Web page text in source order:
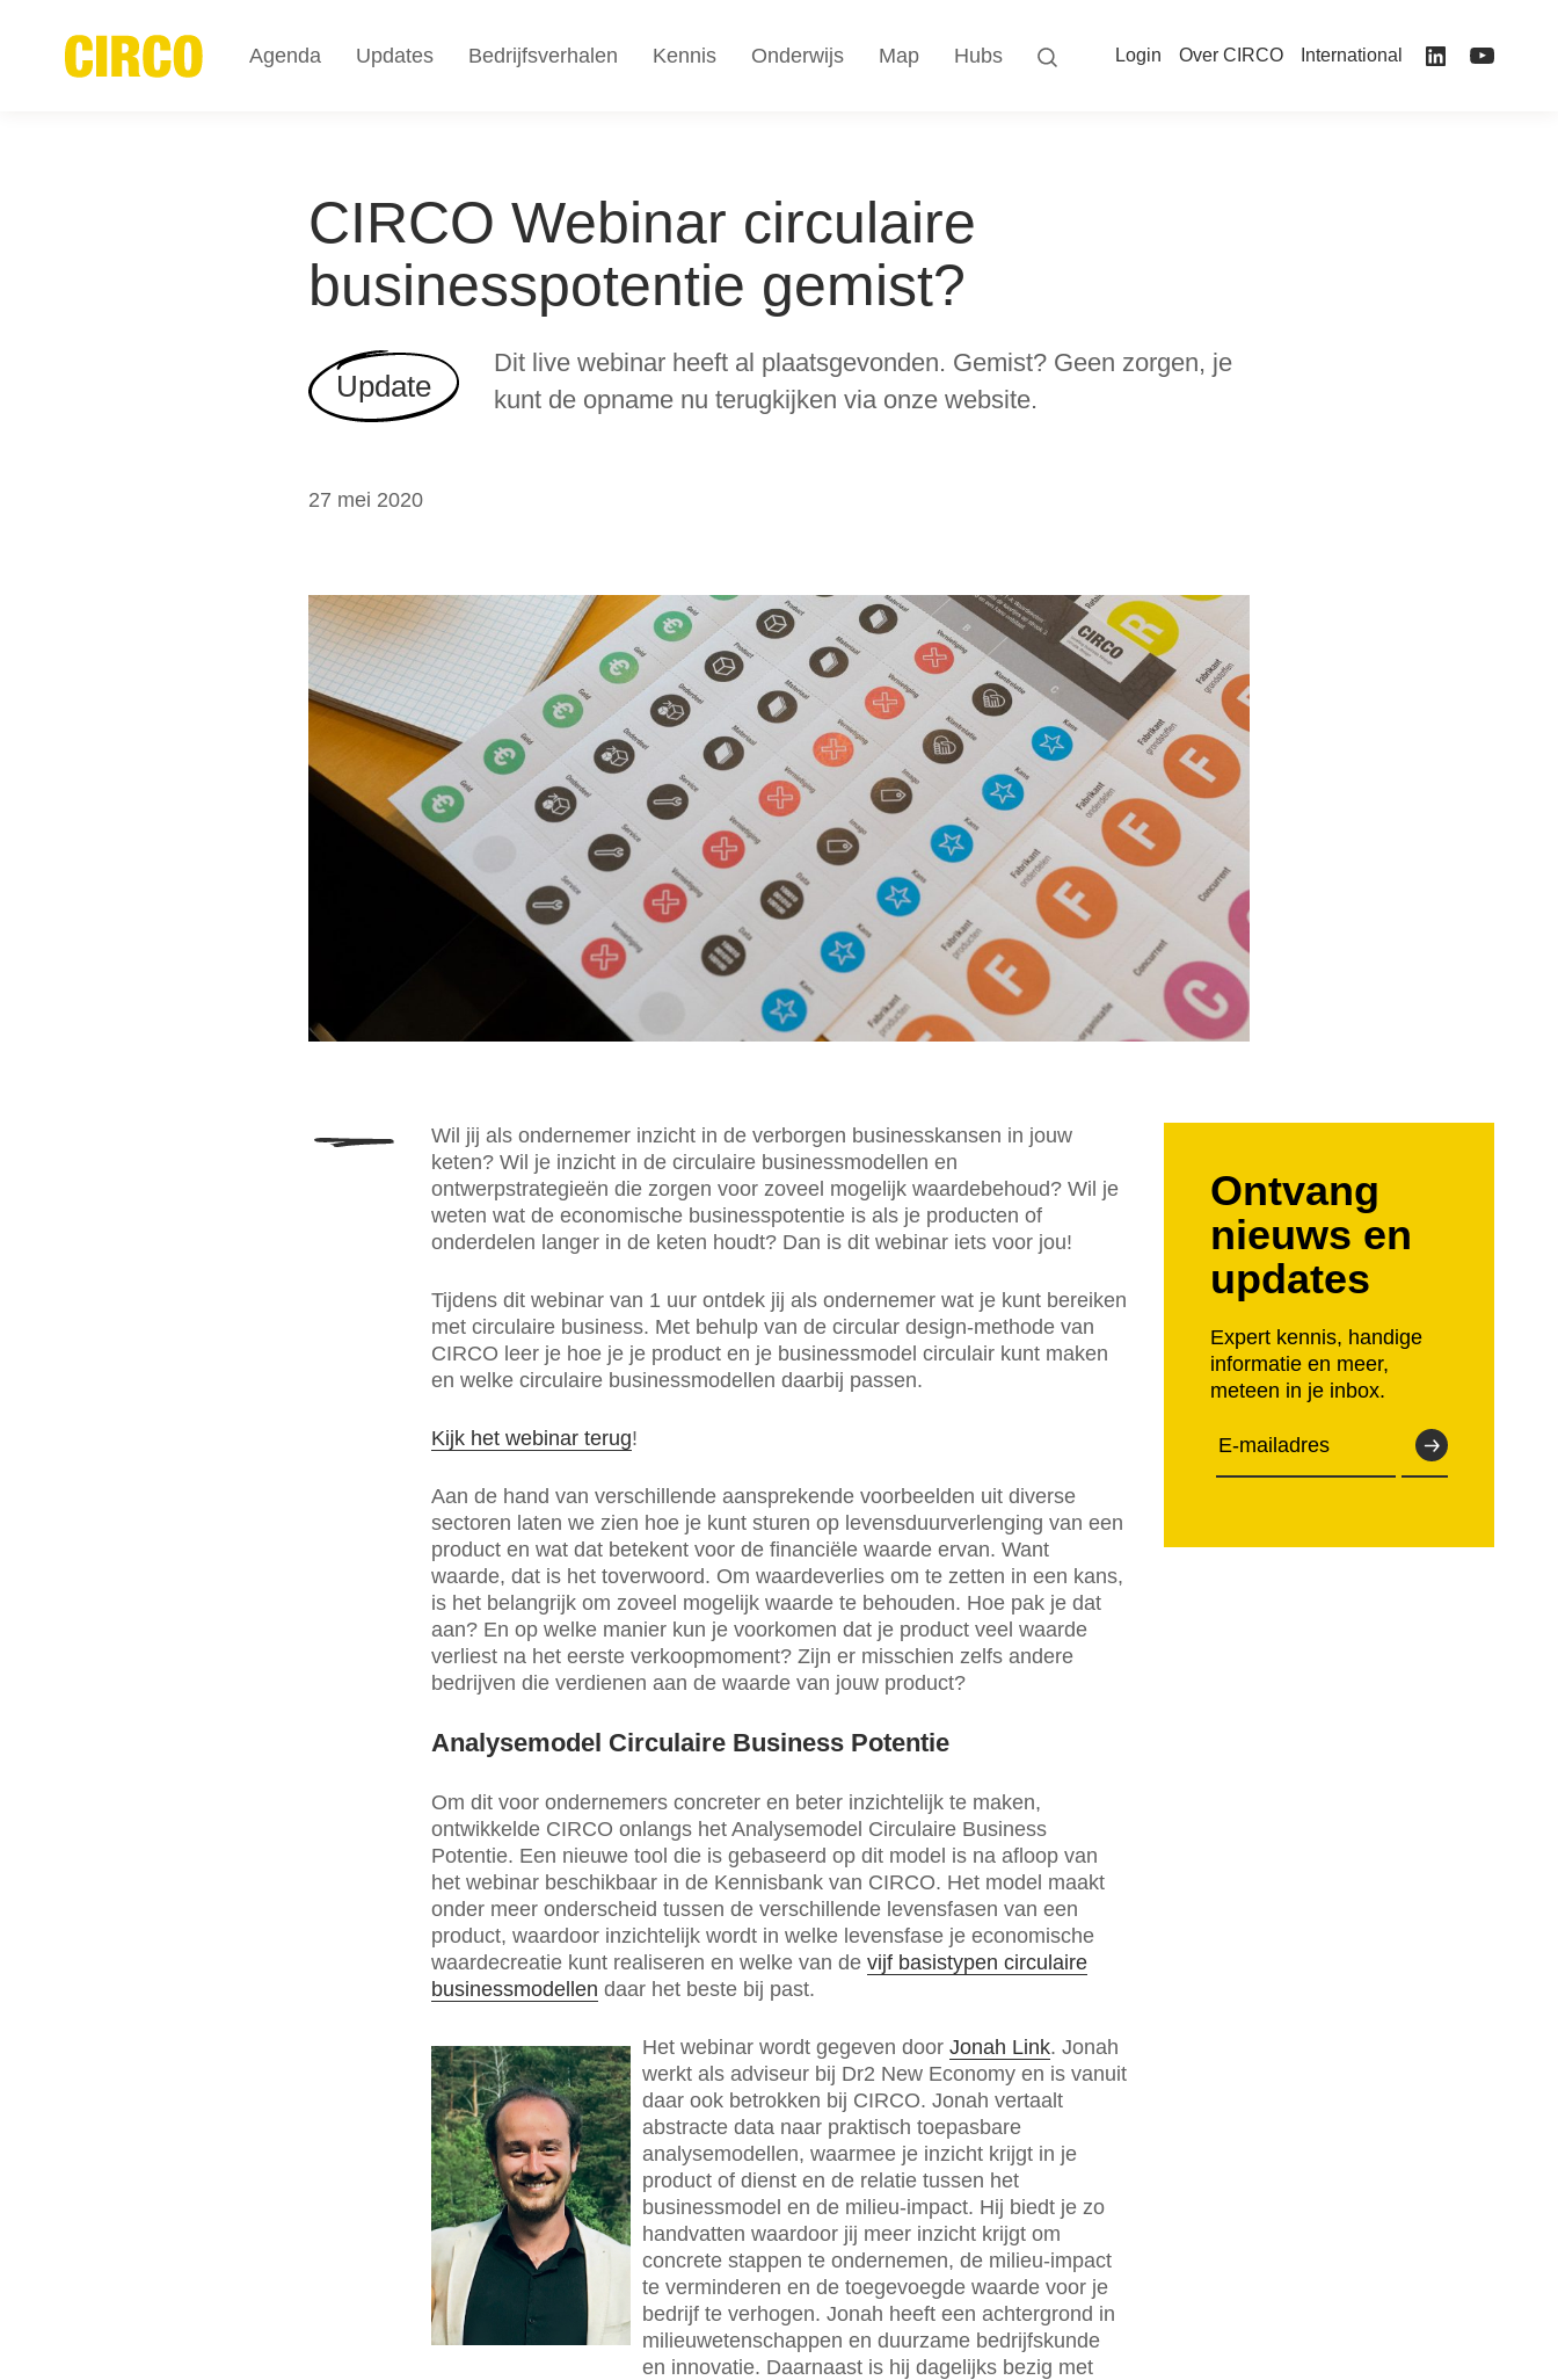
CIRCO Webinar circulaire
businesspotentie gemist?
Update
Dit live webinar heeft al plaatsgevonden. Gemist? Geen zorgen, je
kunt de opname nu terugkijken via onze website.
27 mei 2020
Wil jij als ondernemer inzicht in de verborgen businesskansen in jouw
keten? Wil je inzicht in de circulaire businessmodellen en
ontwerpstrategieën die zorgen voor zoveel mogelijk waardebehoud? Wil je
weten wat de economische businesspotentie is als je producten of
onderdelen langer in de keten houdt? Dan is dit webinar iets voor jou!
Tijdens dit webinar van 1 uur ontdek jij als ondernemer wat je kunt bereiken
met circulaire business. Met behulp van de circular design-methode van
CIRCO leer je hoe je je product en je businessmodel circulair kunt maken
en welke circulaire businessmodellen daarbij passen.
Kijk het webinar terug!
Aan de hand van verschillende aansprekende voorbeelden uit diverse
sectoren laten we zien hoe je kunt sturen op levensduurverlenging van een
product en wat dat betekent voor de financiële waarde ervan. Want
waarde, dat is het toverwoord. Om waardeverlies om te zetten in een kans,
is het belangrijk om zoveel mogelijk waarde te behouden. Hoe pak je dat
aan? En op welke manier kun je voorkomen dat je product veel waarde
verliest na het eerste verkoopmoment? Zijn er misschien zelfs andere
bedrijven die verdienen aan de waarde van jouw product?
Analysemodel Circulaire Business Potentie
Om dit voor ondernemers concreter en beter inzichtelijk te maken,
ontwikkelde CIRCO onlangs het Analysemodel Circulaire Business
Potentie. Een nieuwe tool die is gebaseerd op dit model is na afloop van
het webinar beschikbaar in de Kennisbank van CIRCO. Het model maakt
onder meer onderscheid tussen de verschillende levensfasen van een
product, waardoor inzichtelijk wordt in welke levensfase je economische
waardecreatie kunt realiseren en welke van de vijf basistypen circulaire
businessmodellen daar het beste bij past.
Het webinar wordt gegeven door Jonah Link. Jonah
werkt als adviseur bij Dr2 New Economy en is vanuit
daar ook betrokken bij CIRCO. Jonah vertaalt
abstracte data naar praktisch toepasbare
analysemodellen, waarmee je inzicht krijgt in je
product of dienst en de relatie tussen het
businessmodel en de milieu-impact. Hij biedt je zo
handvatten waardoor jij meer inzicht krijgt om
concrete stappen te ondernemen, de milieu-impact
te verminderen en de toegevoegde waarde voor je
bedrijf te verhogen. Jonah heeft een achtergrond in
milieuwetenschappen en duurzame bedrijfskunde
en innovatie. Daarnaast is hij dagelijks bezig met
Ontvang
nieuws en
updates
Expert kennis, handige
informatie en meer,
meteen in je inbox.
Agenda Updates Bedrijfsverhalen Kennis Onderwijs Map Hubs Login Over CIRCO International